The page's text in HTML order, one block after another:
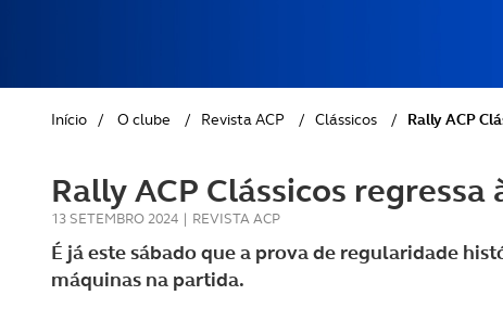
GOLFE
AUTOCARAVANISMO
Início / O clube / Revista ACP / Clássicos / Rally ACP
Rally ACP Clássicos regressa
13 SETEMBRO 2024 | REVISTA ACP
É já este sábado que a prova de regularidade
máquinas na partida.